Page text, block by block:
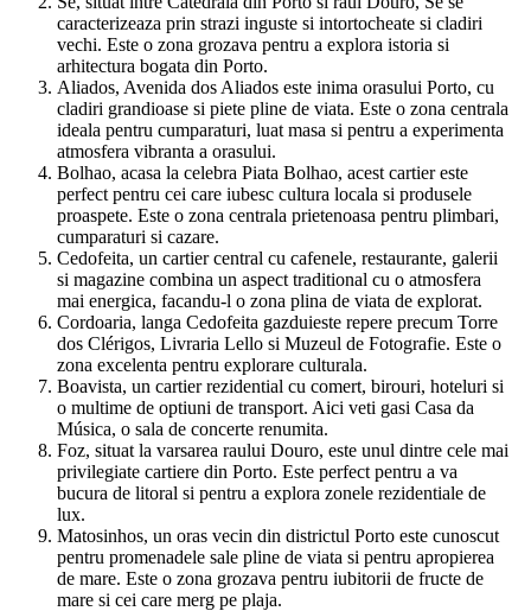
caracterizeaza prin strazi inguste si intortocheate si cladiri
vechi. Este o zona grozava pentru a explora istoria si
arhitectura bogata din Porto.
Aliados, Avenida dos Aliados este inima orasului Porto, cu
cladiri grandioase si piete pline de viata. Este o zona centrala
ideala pentru cumparaturi, luat masa si pentru a experimenta
atmosfera vibranta a orasului.
Bolhao, acasa la celebra Piata Bolhao, acest cartier este
perfect pentru cei care iubesc cultura locala si produsele
proaspete. Este o zona centrala prietenoasa pentru plimbari,
cumparaturi si cazare.
Cedofeita, un cartier central cu cafenele, restaurante, galerii
si magazine combina un aspect traditional cu o atmosfera
mai energica, facandu-l o zona plina de viata de explorat.
Cordoaria, langa Cedofeita gazduieste repere precum Torre
dos Clérigos, Livraria Lello si Muzeul de Fotografie. Este o
zona excelenta pentru explorare culturala.
Boavista, un cartier rezidential cu comert, birouri, hoteluri si
o multime de optiuni de transport. Aici veti gasi Casa da
Música, o sala de concerte renumita.
Foz, situat la varsarea raului Douro, este unul dintre cele mai
privilegiate cartiere din Porto. Este perfect pentru a va
bucura de litoral si pentru a explora zonele rezidentiale de
lux.
Matosinhos, un oras vecin din districtul Porto este cunoscut
pentru promenadele sale pline de viata si pentru apropierea
de mare. Este o zona grozava pentru iubitorii de fructe de
mare si cei care merg pe plaja.